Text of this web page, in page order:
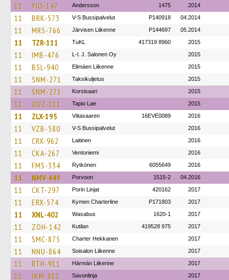
11 YIO-147 Andersson 1475 2014
11 BRK-573 V-S Bussipalvelut P140918 04.2014
11 MRS-766 Järvisen Liikenne P144697 05.2014
11 TZR-111 TuKL 417319 8960 2015
11 IMB-476 L-l. J. Salonen Oy 2015
11 BSL-940 Elimäen Liikenne 2015
11 SNM-271 Taksikuljetus 2015
11 SNM-271 Korsisaari 2015
11 OUZ-111 Tapio Lae 2015
11 ZLX-195 Viitasaaren 16EVE0089 2016
11 VZB-580 V-S Bussipalvelut 2016
11 CRX-962 Laitinen 2016
11 CKA-267 Ventoniemi 2016
11 FMS-334 Rytkönen 6055649 2016
11 NMV-449 Porvoon 1515-2 04.2016
11 CKT-297 Porin Linjat 420162 2017
11 ERX-574 Kymen Charterline P171803 2017
11 XNL-402 Wasabus 1620-1 2017
11 ZOH-142 Kutilan 419528 975 2017
11 SMC-875 Charter Hekkanen 2017
11 NNU-864 Soisalon Liikenne 2017
11 RTH-911 Härmän Liikenne 2017
11 JKM-811 Savonlinja 2017